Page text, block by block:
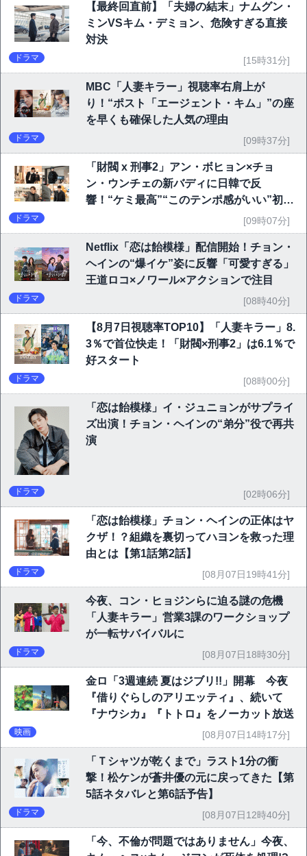
【最終回直前】「夫婦の結末」ナムグン・
ミンVSキム・デミョン、危険すぎる直接
対決
ドラマ [15時31分]
MBC「人妻キラー」視聴率右肩上が
り！“ポスト「エージェント・キム」”の座
を早くも確保した人気の理由
ドラマ [09時37分]
「財閥 x 刑事2」アン・ボヒョン×チョ
ン・ウンチェの新バディに日韓で反
響！“ケミ最高”“このテンポ感がいい”初回
ドラマ [09時07分]
Netflix「恋は飴模様」配信開始！チョン・
ヘインの“爆イケ”姿に反響「可愛すぎる」
王道ロコ×ノワール×アクションで注目
ドラマ [08時40分]
【8月7日視聴率TOP10】「人妻キラー」8.
3％で首位快走！「財閥×刑事2」は6.1％で
好スタート
ドラマ [08時00分]
「恋は飴模様」イ・ジュニョンがサプライ
ズ出演！チョン・ヘインの“弟分”役で再共
演
ドラマ [02時06分]
「恋は飴模様」チョン・ヘインの正体はヤ
クザ！？組織を裏切ってハヨンを救った理
由とは【第1話第2話】
ドラマ [08月07日19時41分]
今夜、コン・ヒョジンらに迫る謎の危機
「人妻キラー」営業3課のワークショップ
が一転サバイバルに
ドラマ [08月07日18時30分]
金ロ「3週連続 夏はジブリ!!」開幕 今夜
『借りぐらしのアリエッティ』、続いて
『ナウシカ』『トトロ』をノーカット放送
映画 [08月07日14時17分]
「Ｔシャツが乾くまで」ラスト1分の衝
撃！松ケンが蒼井優の元に戻ってきた【第
5話ネタバレと第6話予告】
ドラマ [08月07日12時40分]
「今、不倫が問題ではありません」今夜、